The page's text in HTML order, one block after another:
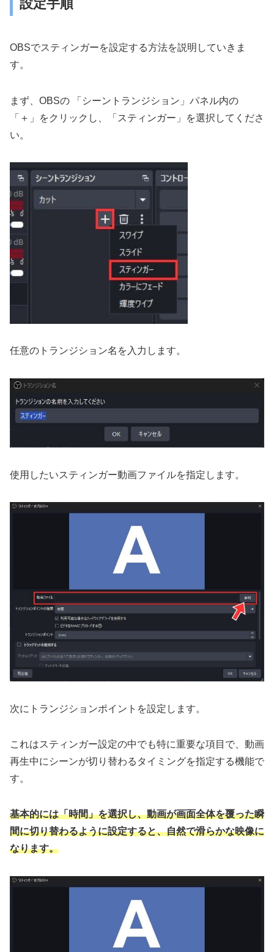
設定手順
OBSでスティンガーを設定する方法を説明していきま
す。
まず、OBSの 「シーントランジション」パネル内の
「＋」をクリックし、「スティンガー」を選択してくださ
い。
任意のトランジション名を入力します。
使用したいスティンガー動画ファイルを指定します。
次にトランジションポイントを設定します。
これはスティンガー設定の中でも特に重要な項目で、動画
再生中にシーンが切り替わるタイミングを指定する機能で
す。
基本的には「時間」を選択し、動画が画面全体を覆った瞬
間に切り替わるように設定すると、自然で滑らかな映像に
なります。